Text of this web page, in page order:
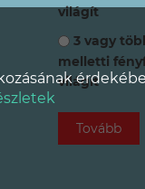
világít
3 vagy
melletti
világít
Tovább